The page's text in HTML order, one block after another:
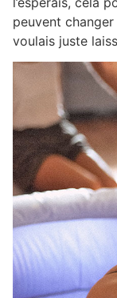
peuvent
voulais juste